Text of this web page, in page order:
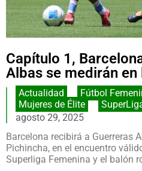
Capítulo 1,
Albas se medirán
Actualidad Fútbol
Mujeres de Élite
agosto 29, 2025
Barcelona recibirá a Guerreras
Pichincha, en el encuentro
Superliga Femenina y el balón